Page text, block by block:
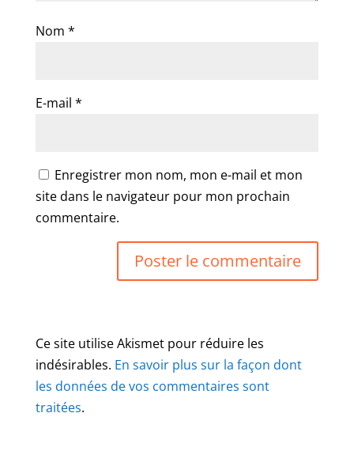
Nom *
E-mail *
Enregistrer mon nom, mon e-mail et mon
site dans le navigateur pour mon prochain
commentaire.
Ce site utilise Akismet pour réduire les
indésirables. En savoir plus sur la façon dont
les données de vos commentaires sont
traitées.